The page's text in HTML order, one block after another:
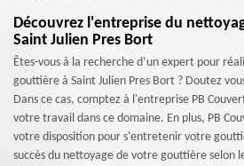
Découvrez l'entreprise du
Saint Julien Pres Bort
Êtes-vous à la recherche d’un expert pour
gouttière à Saint Julien Pres Bort ? Doutez
Dans ce cas, comptez à l'entreprise PB
votre travail dans ce domaine. En plus, PB
votre disposition pour s'entretenir votre
succès du nettoyage de votre gouttière selon